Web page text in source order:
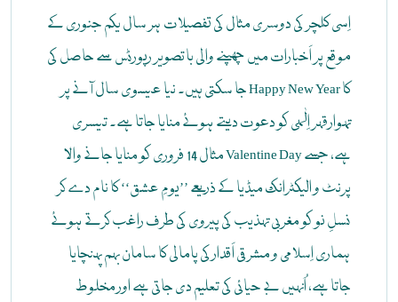
اِسی کلچر کی دوسری مثال کی تفصیلات ہر سال یکم جنوری کے
موقع پر اَخبارات میں چھپنے والی باتصویر رپورٹس سے حاصل کی
جا سکتی ہیں۔ نیا عیسوی سال آنے پر Happy New Year کا
تہوار قہر اِلٰہی کو دعوت دیتے ہوئے منایا جاتا ہے۔ تیسری
مثال 14 فروری کو منایا جانے والا Valentine Day ہے، جسے
پرنٹ و الیکٹرانک میڈیا کے ذریعے ’’یومِ عشق‘‘ کا نام دے کر
نسلِ نو کو مغربی تہذیب کی پیروی کی طرف راغب کرتے ہوئے
ہماری اِسلامی و مشرقی اَقدار کی پامالی کا سامان بہم پہنچایا
جاتا ہے، اُنہیں بے حیائی کی تعلیم دی جاتی ہے اور مخلوط